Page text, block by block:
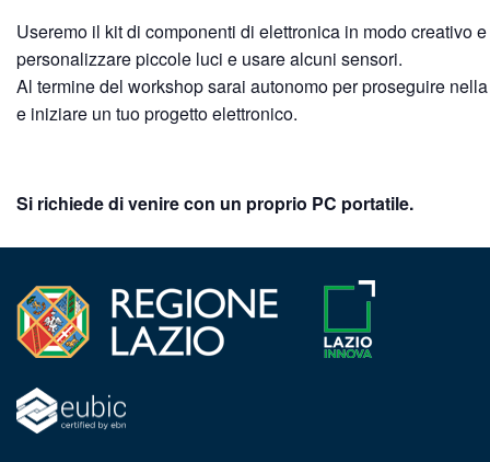
Useremo il kit di componenti di elettronica in modo creativo
personalizzare piccole luci e usare alcuni sensori.
Al termine del workshop sarai autonomo per proseguire
e iniziare un tuo progetto elettronico.
Si richiede di venire con un proprio PC portatile.